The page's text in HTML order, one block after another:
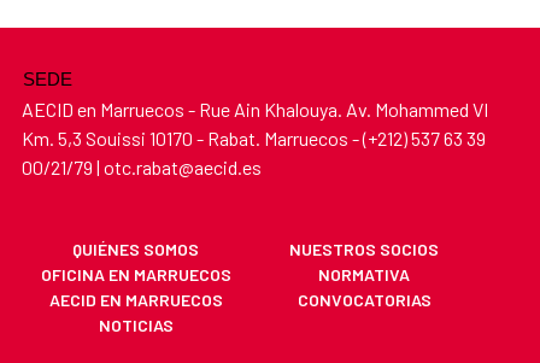
SEDE
AECID en Marruecos - Rue Ain Khalouya. Av. Mohammed VI
Km. 5,3 Souissi 10170 - Rabat. Marruecos - (+212) 537 63 39
00/21/79 | otc.rabat@aecid.es
QUIÉNES SOMOS
NUESTROS SOCIOS
OFICINA EN MARRUECOS
NORMATIVA
AECID EN MARRUECOS
CONVOCATORIAS
NOTICIAS